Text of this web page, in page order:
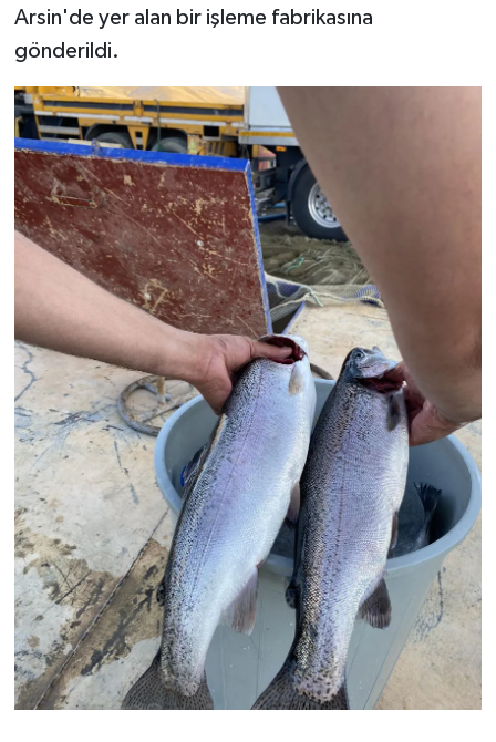
Arsin'de yer alan bir işleme fabrikasına
gönderildi.